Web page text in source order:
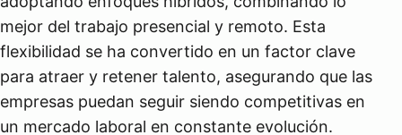
mejor del trabajo presencial y remoto. Esta
flexibilidad se ha convertido en un factor clave
para atraer y retener talento, asegurando que las
empresas puedan seguir siendo competitivas en
un mercado laboral en constante evolución.